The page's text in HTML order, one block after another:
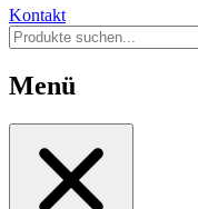
Kontakt
Menü